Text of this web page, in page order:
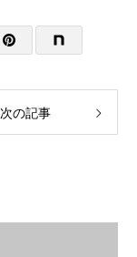
次の記事